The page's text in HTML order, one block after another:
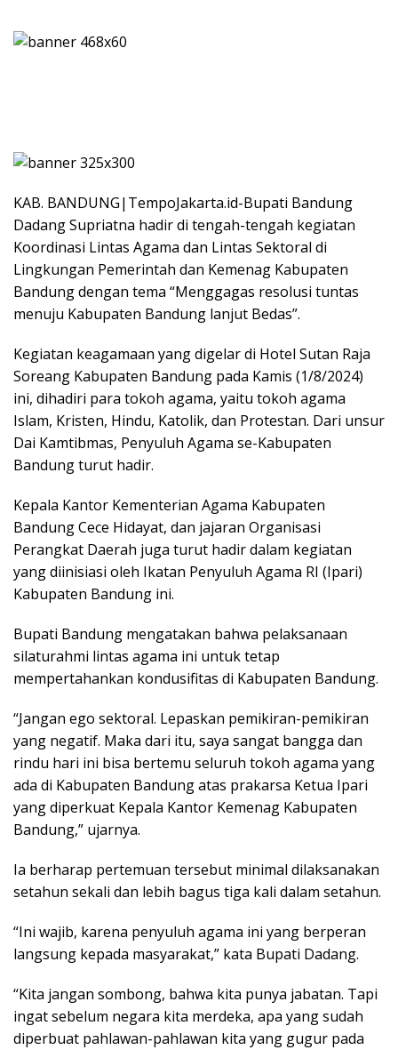
KAB. BANDUNG|TempoJakarta.id-Bupati Bandung
Dadang Supriatna hadir di tengah-tengah kegiatan
Koordinasi Lintas Agama dan Lintas Sektoral di
Lingkungan Pemerintah dan Kemenag Kabupaten
Bandung dengan tema “Menggagas resolusi tuntas
menuju Kabupaten Bandung lanjut Bedas”.
Kegiatan keagamaan yang digelar di Hotel Sutan Raja
Soreang Kabupaten Bandung pada Kamis (1/8/2024)
ini, dihadiri para tokoh agama, yaitu tokoh agama
Islam, Kristen, Hindu, Katolik, dan Protestan. Dari unsur
Dai Kamtibmas, Penyuluh Agama se-Kabupaten
Bandung turut hadir.
Kepala Kantor Kementerian Agama Kabupaten
Bandung Cece Hidayat, dan jajaran Organisasi
Perangkat Daerah juga turut hadir dalam kegiatan
yang diinisiasi oleh Ikatan Penyuluh Agama RI (Ipari)
Kabupaten Bandung ini.
Bupati Bandung mengatakan bahwa pelaksanaan
silaturahmi lintas agama ini untuk tetap
mempertahankan kondusifitas di Kabupaten Bandung.
“Jangan ego sektoral. Lepaskan pemikiran-pemikiran
yang negatif. Maka dari itu, saya sangat bangga dan
rindu hari ini bisa bertemu seluruh tokoh agama yang
ada di Kabupaten Bandung atas prakarsa Ketua Ipari
yang diperkuat Kepala Kantor Kemenag Kabupaten
Bandung,” ujarnya.
Ia berharap pertemuan tersebut minimal dilaksanakan
setahun sekali dan lebih bagus tiga kali dalam setahun.
“Ini wajib, karena penyuluh agama ini yang berperan
langsung kepada masyarakat,” kata Bupati Dadang.
“Kita jangan sombong, bahwa kita punya jabatan. Tapi
ingat sebelum negara kita merdeka, apa yang sudah
diperbuat pahlawan-pahlawan kita yang gugur pada